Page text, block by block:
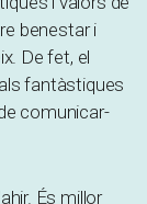
benestar i
De fet, el
fantàstiques
comunicar-
És millor